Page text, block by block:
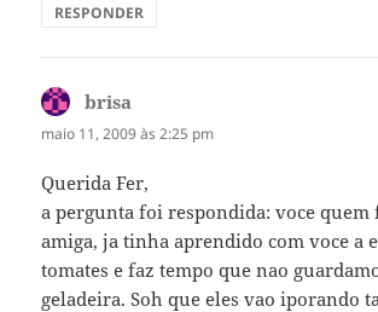
RESPONDER
brisa
maio 11, 2009 às 2:25 pm
Querida Fer,
a pergunta foi respondida: voce quem
amiga, ja tinha aprendido com voce a
tomates e faz tempo que nao
geladeira. Soh que eles vao iporando